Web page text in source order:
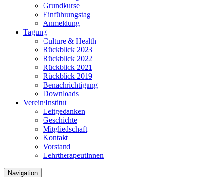
Grundkurse
Einführungstag
Anmeldung
Tagung
Culture & Health
Rückblick 2023
Rückblick 2022
Rückblick 2021
Rückblick 2019
Benachrichtigung
Downloads
Verein/Institut
Leitgedanken
Geschichte
Mitgliedschaft
Kontakt
Vorstand
LehrtherapeutInnen
Navigation